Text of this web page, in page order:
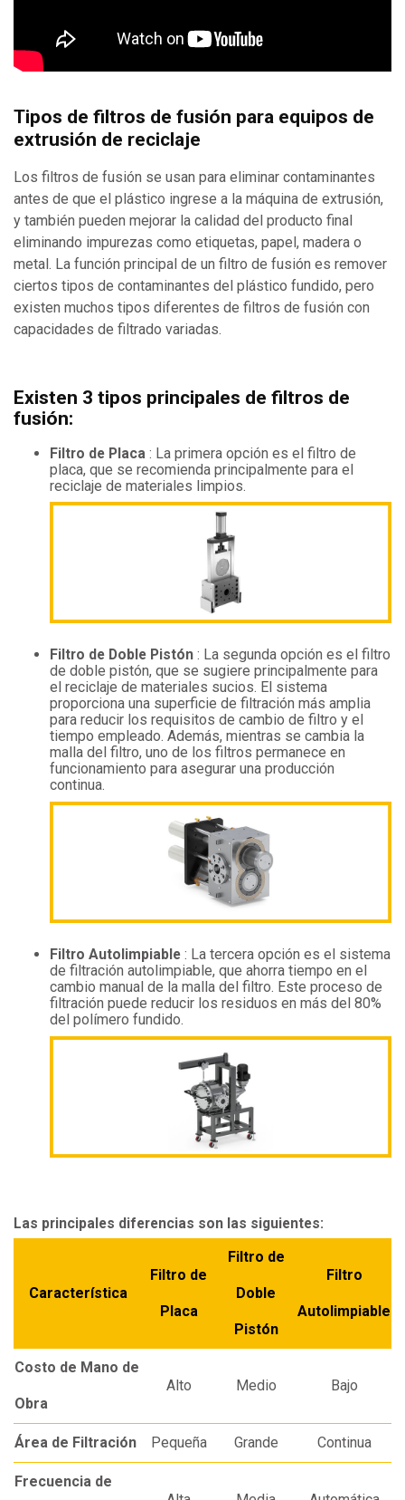
Tipos de filtros de fusión para equipos de
extrusión de reciclaje
Los filtros de fusión se usan para eliminar contaminantes
antes de que el plástico ingrese a la máquina de extrusión,
y también pueden mejorar la calidad del producto final
eliminando impurezas como etiquetas, papel, madera o
metal. La función principal de un filtro de fusión es remover
ciertos tipos de contaminantes del plástico fundido, pero
existen muchos tipos diferentes de filtros de fusión con
capacidades de filtrado variadas.
Existen 3 tipos principales de filtros de
fusión:
Filtro de Placa : La primera opción es el filtro de
placa, que se recomienda principalmente para el
reciclaje de materiales limpios.
Filtro de Doble Pistón : La segunda opción es el filtro
de doble pistón, que se sugiere principalmente para
el reciclaje de materiales sucios. El sistema
proporciona una superficie de filtración más amplia
para reducir los requisitos de cambio de filtro y el
tiempo empleado. Además, mientras se cambia la
malla del filtro, uno de los filtros permanece en
funcionamiento para asegurar una producción
continua.
Filtro Autolimpiable : La tercera opción es el sistema
de filtración autolimpiable, que ahorra tiempo en el
cambio manual de la malla del filtro. Este proceso de
filtración puede reducir los residuos en más del 80%
del polímero fundido.
Las principales diferencias son las siguientes:
Característica
Filtro de
Placa
Filtro de
Doble
Pistón
Filtro
Autolimpiable
Costo de Mano de
Obra
Alto Medio Bajo
Área de Filtración Pequeña Grande Continua
Frecuencia de